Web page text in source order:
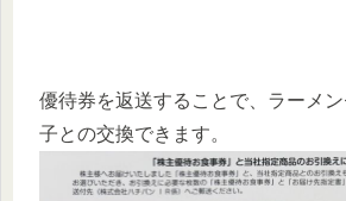
優待券を返送することで、ラーメ
子との交換できます。